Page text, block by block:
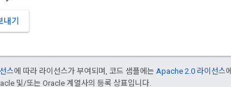
내기
스에 따라 라이선스가 부여되며, 코드 샘플에는 Apache 2.0 라이선스
및/또는 Oracle 계열사의 등록 상표입니다.